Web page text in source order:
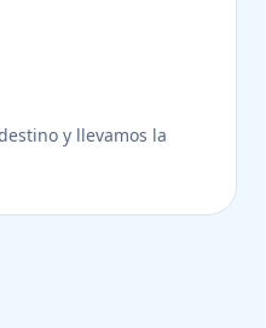
y llevamos la